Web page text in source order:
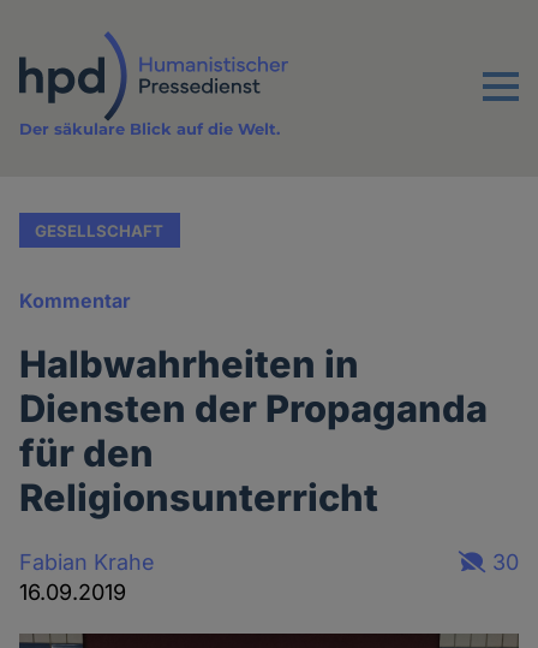
Inhalt
Menu
Der säkulare Blick auf die Welt.
GESELLSCHAFT
Kommentar
Halbwahrheiten in
Diensten der Propaganda
für den
Religionsunterricht
Fabian Krahe
16.09.2019
30